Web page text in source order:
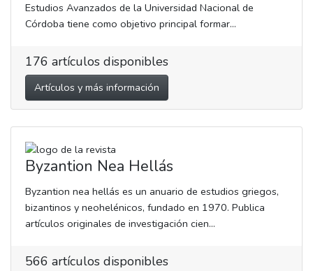
Estudios Avanzados de la Universidad Nacional de
Córdoba tiene como objetivo principal formar...
176 artículos disponibles
Artículos y más información
Byzantion Nea Hellás
Byzantion nea hellás es un anuario de estudios griegos,
bizantinos y neohelénicos, fundado en 1970. Publica
artículos originales de investigación cien...
566 artículos disponibles